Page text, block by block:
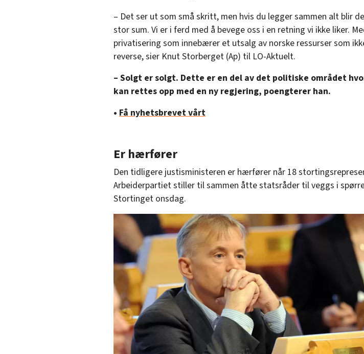
– Det ser ut som små skritt, men hvis du legger sammen alt blir
stor sum. Vi er i ferd med å bevege oss i en retning vi ikke liker.
privatisering som innebærer et utsalg av norske ressurser som
reverse, sier Knut Storberget (Ap) til LO-Aktuelt.
– Solgt er solgt. Dette er en del av det politiske området
kan rettes opp med en ny regjering, poengterer han.
• Få nyhetsbrevet vårt
Er hærfører
Den tidligere justisministeren er hærfører når 18
Arbeiderpartiet stiller til sammen åtte statsråder til veggs i
Stortinget onsdag.